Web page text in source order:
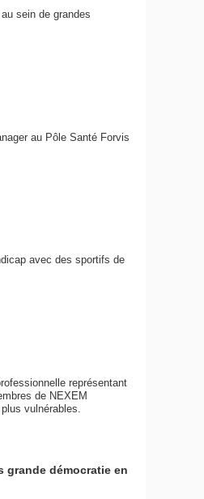
sein de grandes
au Pôle Santé Forvis
avec des sportifs de
représentant
de NEXEM
vulnérables.
grande démocratie en